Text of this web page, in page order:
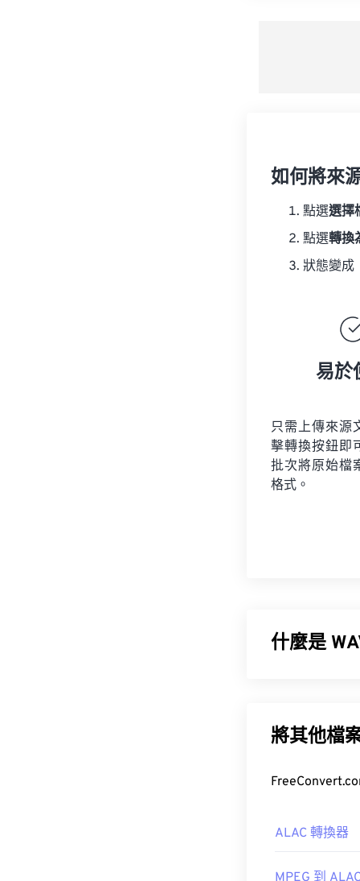
如何將來
點選選擇
點選轉換
狀態變成
易於
只需上傳來源
擊轉換按鈕即
批次將原始檔
格式。
什麼是
便攜式播放器
如何開啟
將其他檔
ALAC 轉換器